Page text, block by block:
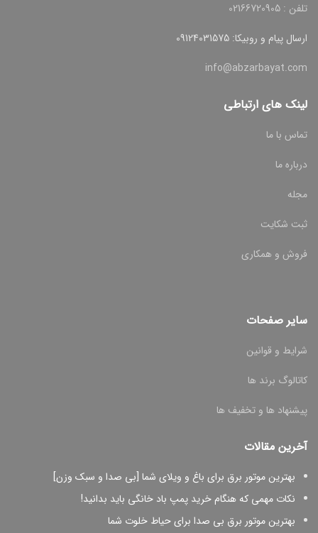
تلفن : 02166720905
ارسال پیام و روبیکا: 09124031575
info@abzarbayat.com
لینک های ارتباطی
تماس با ما
درباره ما
مجله
ثبت شکایت
فروش و همکاری
سایر صفحات
شرایط و قوانین
کاتالوگ برند ها
پیشنهاد ها و تخفیف ها
آخرین مقالات
بهترین موتور برق برای باغ و ویلای شما [بی صدا و سبک وزن]
نکات مهمی که هنگام خرید پمپ باد خانگی باید بدانید!
بهترین موتور برق بی صدا برای حیاط خلوت شما